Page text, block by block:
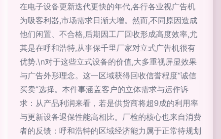
在电子设备更新迭代更快的年代,各行各业视广告机
为吸客利器,市场需求日渐大增。然而,不同原因造成
他们闲置、不合格,后期因工厂回收形成高度效率,尤
其是在呼和浩特,从事保千里厂家对立式广告机很有
优势.\n对于这些立式设备的价值,大多重视屏显效果
与广告外形理念。这一区域获得回收信誉程度“诚信
买卖”选择。本件事涵盖客户的立体需求与运作诉
求：从产品利润来看，若是供货商将超9成的利用率
与更新设备退保性能高相比。厂检的核心也来自消费
者的反馈：呼和浩特的区域经济能力属于正常待规划